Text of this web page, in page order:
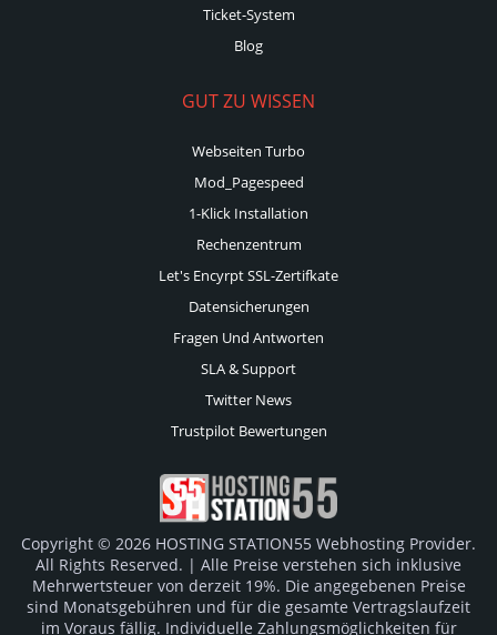
Ticket-System
Blog
GUT ZU WISSEN
Webseiten Turbo
Mod_Pagespeed
1-Klick Installation
Rechenzentrum
Let's Encyrpt SSL-Zertifkate
Datensicherungen
Fragen Und Antworten
SLA & Support
Twitter News
Trustpilot Bewertungen
Copyright © 2026 HOSTING STATION55 Webhosting Provider.
All Rights Reserved. | Alle Preise verstehen sich inklusive
Mehrwertsteuer von derzeit 19%. Die angegebenen Preise
sind Monatsgebühren und für die gesamte Vertragslaufzeit
im Voraus fällig. Individuelle Zahlungsmöglichkeiten für